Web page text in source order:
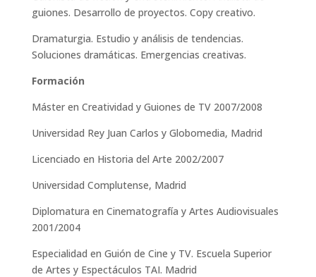
guiones. Desarrollo de proyectos. Copy creativo.
Dramaturgia. Estudio y análisis de tendencias.
Soluciones dramáticas. Emergencias creativas.
Formación
Máster en Creatividad y Guiones de TV 2007/2008
Universidad Rey Juan Carlos y Globomedia, Madrid
Licenciado en Historia del Arte 2002/2007
Universidad Complutense, Madrid
Diplomatura en Cinematografía y Artes Audiovisuales
2001/2004
Especialidad en Guión de Cine y TV. Escuela Superior
de Artes y Espectáculos TAI. Madrid